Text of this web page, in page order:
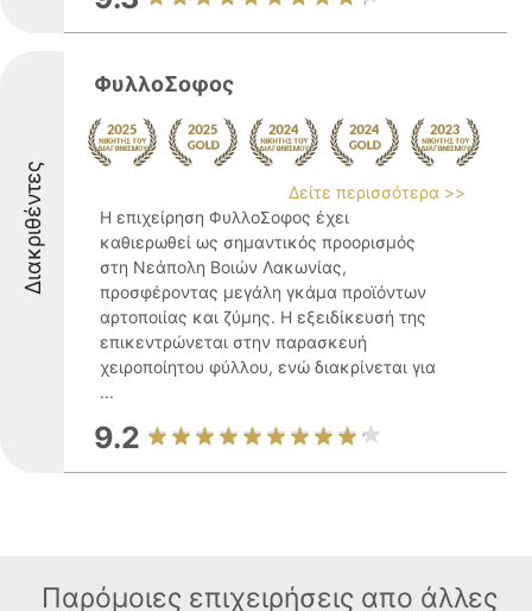
Διακριθέντες
ΦυλλοΣοφος
Δείτε περισσότερα >>
Η επιχείρηση ΦυλλοΣοφος έχει
καθιερωθεί ως σημαντικός προορισμός
στη Νεάπολη Βοιών Λακωνίας,
προσφέροντας μεγάλη γκάμα προϊόντων
αρτοποιίας και ζύμης. Η εξειδίκευσή της
επικεντρώνεται στην παρασκευή
χειροποίητου φύλλου, ενώ διακρίνεται για
...
9.2
Παρόμοιες επιχειρήσεις απο άλλες